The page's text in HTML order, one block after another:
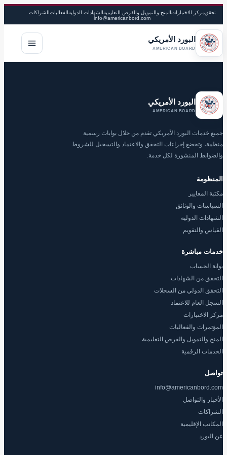
تحققمركز الاختباراتالمنح والتمويل والفرص التعليميةالشهادات الدوليةالفعالياتالشراكات
info@americanbord.com
البورد الأمريكي
AMERICAN BOARD
البورد الأمريكي
AMERICAN BOARD
جميع خدمات البورد الأمريكي تقدم من خلال بوابات رسمية
منظمة، وتخضع إجراءات التحقق والاعتماد والتسجيل للشروط
والضوابط المنشورة لكل خدمة.
المنظومة
مكتبة المعايير
السياسات والوثائق
الشهادات الدولية
القياس والتقويم
خدمات مباشرة
بوابة الحساب
التحقق من الشهادات
التحقق الدولي من السجلات
السجل العام للاعتماد
مركز الاختبارات
المؤتمرات والفعاليات
المنح والتمويل والفرص التعليمية
الخدمات الرقمية
تواصل
info@americanbord.com
الأخبار والتواصل
الشراكات
المكاتب الإقليمية
عن البورد